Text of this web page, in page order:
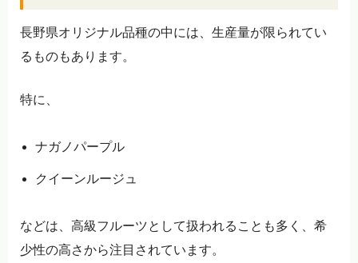
長野県オリジナル品種の中には、生産量が限られてい
るものもあります。
特に、
ナガノパープル
クイーンルージュ
などは、高級フルーツとして扱われることも多く、希
少性の高さから注目されています。